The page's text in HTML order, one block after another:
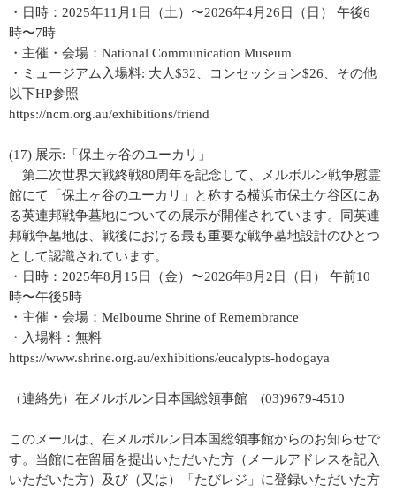
・日時：2025年11月1日（土）〜2026年4月26日（日） 午後6
時〜7時
・主催・会場：National Communication Museum
・ミュージアム入場料: 大人$32、コンセッション$26、その他
以下HP参照
https://ncm.org.au/exhibitions/friend
(17) 展示:「保土ヶ谷のユーカリ」
第二次世界大戦終戦80周年を記念して、メルボルン戦争慰霊
館にて「保土ヶ谷のユーカリ」と称する横浜市保土ケ谷区にあ
る英連邦戦争墓地についての展示が開催されています。同英連
邦戦争墓地は、戦後における最も重要な戦争墓地設計のひとつ
として認識されています。
・日時：2025年8月15日（金）〜2026年8月2日（日） 午前10
時〜午後5時
・主催・会場：Melbourne Shrine of Remembrance
・入場料：無料
https://www.shrine.org.au/exhibitions/eucalypts-hodogaya
（連絡先）在メルボルン日本国総領事館 (03)9679-4510
このメールは、在メルボルン日本国総領事館からのお知らせで
す。当館に在留届を提出いただいた方（メールアドレスを記入
いただいた方）及び（又は）「たびレジ」に登録いただいた方